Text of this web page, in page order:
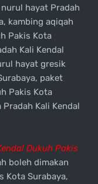
hayat Pradah
kambing aqiqah
Pakis Kota
Kali Kendal
hayat gresik
paket
Pakis Kota
Kali Kendal
Dukuh Pakis
boleh dimakan
Kota Surabaya,